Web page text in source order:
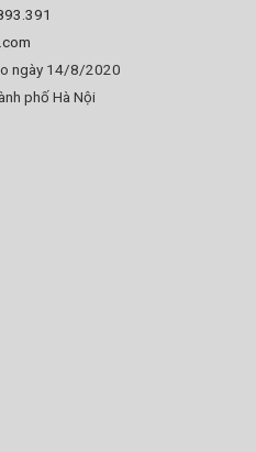
ngày 14/8/2020
phố Hà Nội